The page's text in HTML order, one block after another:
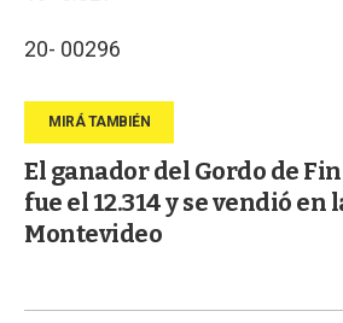
20- 00296
El ganador del Gordo de
fue el 12.314 y se vendió en
Montevideo